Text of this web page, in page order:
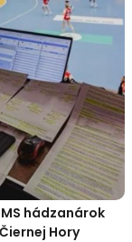
hádzanárok
Hory